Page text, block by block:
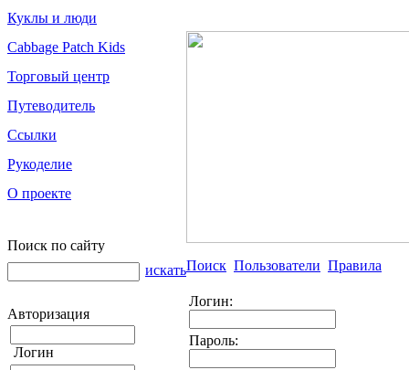
Куклы и люди
Cabbage Patch Kids
Торговый центр
Путеводитель
Ссылки
Рукоделие
О проекте
Поиск по сайту
искать
Авторизация
Логин
Поиск Пользователи Правила
Логин:
Пароль: